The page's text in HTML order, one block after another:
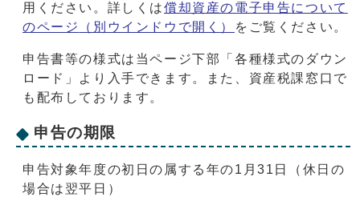
用ください。詳しくは償却資産の電子申告について
のページ
（別ウインドウで開く） をご覧ください。
申告書等の様式は当ページ下部「各種様式のダウン
ロード」より入手できます。また、資産税課窓口で
も配布しております。
申告の期限
申告対象年度の初日の属する年の1月31日（休日の
場合は翌平日）